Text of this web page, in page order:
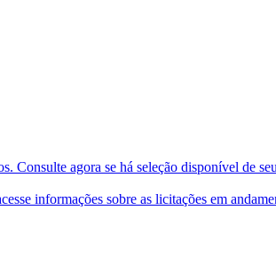
Consulte agora se há seleção disponível de
informações sobre as licitações em